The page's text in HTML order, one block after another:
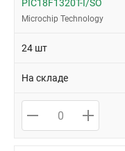
PIC18F1320T-I/SO
Microchip Technology
24 шт
На складе